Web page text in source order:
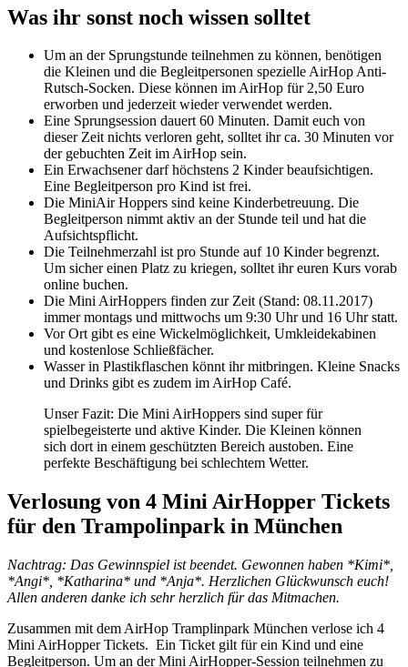
Was ihr sonst noch wissen solltet
Um an der Sprungstunde teilnehmen zu können, benötigen
die Kleinen und die Begleitpersonen spezielle AirHop Anti-
Rutsch-Socken. Diese können im AirHop für 2,50 Euro
erworben und jederzeit wieder verwendet werden.
Eine Sprungsession dauert 60 Minuten. Damit euch von
dieser Zeit nichts verloren geht, solltet ihr ca. 30 Minuten vor
der gebuchten Zeit im AirHop sein.
Ein Erwachsener darf höchstens 2 Kinder beaufsichtigen.
Eine Begleitperson pro Kind ist frei.
Die MiniAir Hoppers sind keine Kinderbetreuung. Die
Begleitperson nimmt aktiv an der Stunde teil und hat die
Aufsichtspflicht.
Die Teilnehmerzahl ist pro Stunde auf 10 Kinder begrenzt.
Um sicher einen Platz zu kriegen, solltet ihr euren Kurs vorab
online buchen.
Die Mini AirHoppers finden zur Zeit (Stand: 08.11.2017)
immer montags und mittwochs um 9:30 Uhr und 16 Uhr statt.
Vor Ort gibt es eine Wickelmöglichkeit, Umkleidekabinen
und kostenlose Schließfächer.
Wasser in Plastikflaschen könnt ihr mitbringen. Kleine Snacks
und Drinks gibt es zudem im AirHop Café.
Unser Fazit: Die Mini AirHoppers sind super für
spielbegeisterte und aktive Kinder. Die Kleinen können
sich dort in einem geschützten Bereich austoben. Eine
perfekte Beschäftigung bei schlechtem Wetter.
Verlosung von 4 Mini AirHopper Tickets
für den Trampolinpark in München
Nachtrag: Das Gewinnspiel ist beendet. Gewonnen haben *Kimi*,
*Angi*, *Katharina* und *Anja*. Herzlichen Glückwunsch euch!
Allen anderen danke ich sehr herzlich für das Mitmachen.
Zusammen mit dem AirHop Tramplinpark München verlose ich 4
Mini AirHopper Tickets. Ein Ticket gilt für ein Kind und eine
Begleitperson. Um an der Mini AirHopper-Session teilnehmen zu